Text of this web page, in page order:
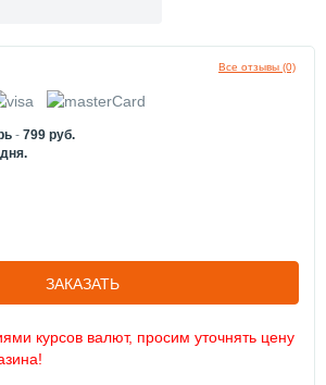
Все отзывы (0)
- 799 руб.
дня.
ЗАКАЗАТЬ
курсов валют, просим уточнять цену